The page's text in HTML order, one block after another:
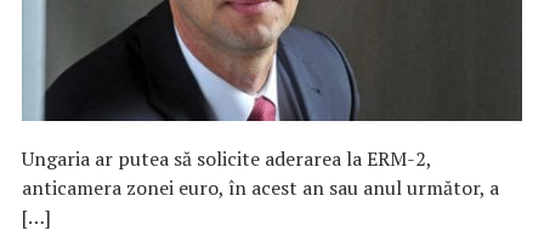
Ungaria ar putea să solicite aderarea la ERM-2,
anticamera zonei euro, în acest an sau anul următor, a
[…]